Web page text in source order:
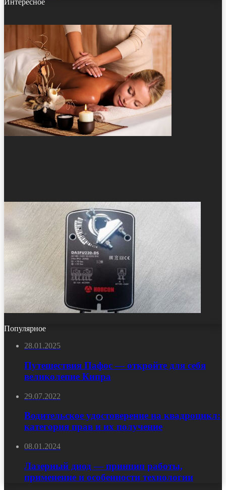
Интересное
Популярное
28.01.2025
Путешествия Пафос — откройте для себя
великолепие Кипра
29.07.2022
Водительское удостоверение на квадроцикл:
категория прав и их получение
08.01.2024
Лазерный диод — принцип работы,
применение и особенности технологии